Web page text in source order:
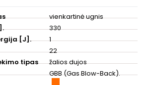
vienkartinė ugnis
330
[J].
1
22
tipas
žalios dujos
GBB (Gas Blow-Back).